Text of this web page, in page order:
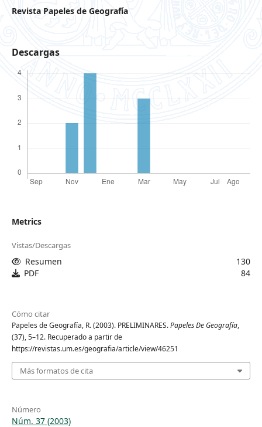
Revista Papeles de Geografía
Descargas
Metrics
Vistas/Descargas
Resumen
130
PDF
84
Cómo citar
Papeles de Geografía, R. (2003). PRELIMINARES.Papeles De Geografía,
(37), 5–12. Recuperado a partir de
https://revistas.um.es/geografia/article/view/46251
Más formatos de cita
Número
Núm. 37 (2003)